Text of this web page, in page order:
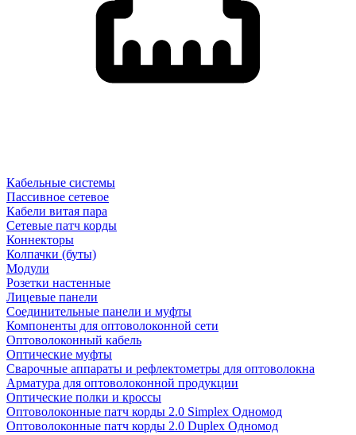
Кабельные системы
Пассивное сетевое
Кабели витая пара
Сетевые патч корды
Коннекторы
Колпачки (буты)
Модули
Розетки настенные
Лицевые панели
Соединительные панели и муфты
Компоненты для оптоволоконной сети
Оптоволоконный кабель
Оптические муфты
Сварочные аппараты и рефлектометры для оптоволокна
Арматура для оптоволоконной продукции
Оптические полки и кроссы
Оптоволоконные патч корды 2.0 Simplex Одномод
Оптоволоконные патч корды 2.0 Duplex Одномод